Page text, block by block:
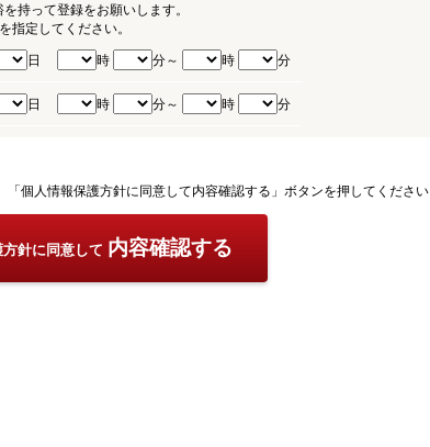
持って登録をお願いします。
指定してください。
日 時 分～ 時 分
日 時 分～ 時 分
「個人情報保護方針に同意して内容確認する」ボタンを押してください
針に同意して 内容確認する